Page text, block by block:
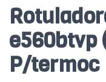
e560btvp
P/termoc